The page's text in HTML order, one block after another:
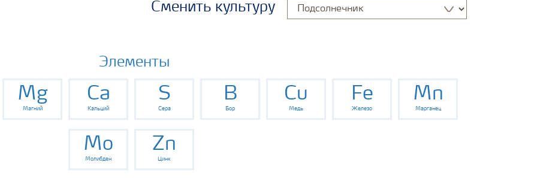
Сменить культуру
Элементы
Mg
Магний
Ca
Кальций
S
Сера
B
Бор
Cu
Медь
Fe
Железо
Mn
Марганец
Mo
Молибден
Zn
Цинк